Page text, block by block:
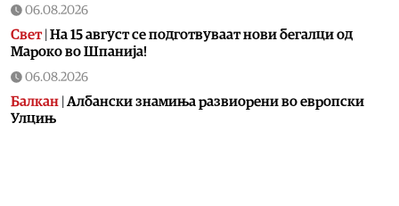
06.08.2026
Свет| На 15 август се подготвуваат нови бегалци од
Мароко во Шпанија!
06.08.2026
Балкан Албански знамиња развиорени во европски
Улцињ